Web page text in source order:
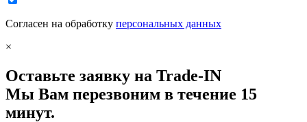
Согласен на обработку персональных данных
×
Оставьте заявку на Trade-IN
Мы Вам перезвоним в течение 15
минут.